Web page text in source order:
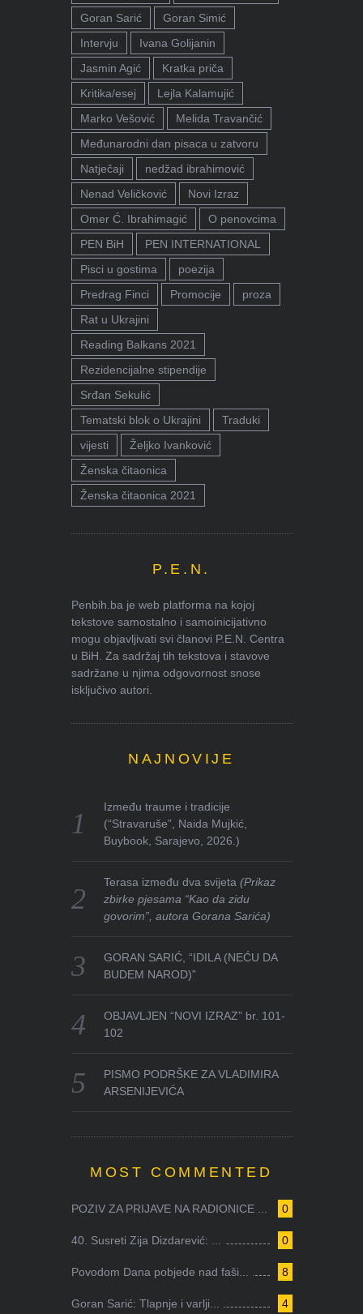
Goran Sarić
Goran Simić
Intervju
Ivana Golijanin
Jasmin Agić
Kratka priča
Kritika/esej
Lejla Kalamujić
Marko Vešović
Melida Travančić
Međunarodni dan pisaca u zatvoru
Natječaji
nedžad ibrahimović
Nenad Veličković
Novi Izraz
Omer Ć. Ibrahimagić
O penovcima
PEN BiH
PEN INTERNATIONAL
Pisci u gostima
poezija
Predrag Finci
Promocije
proza
Rat u Ukrajini
Reading Balkans 2021
Rezidencijalne stipendije
Srđan Sekulić
Tematski blok o Ukrajini
Traduki
vijesti
Željko Ivanković
Ženska čitaonica
Ženska čitaonica 2021
P.E.N.
Penbih.ba je web platforma na kojoj
tekstove samostalno i samoinicijativno
mogu objavljivati svi članovi P.E.N. Centra
u BiH. Za sadržaj tih tekstova i stavove
sadržane u njima odgovornost snose
isključivo autori.
NAJNOVIJE
Između traume i tradicije
(“Stravaruše”, Naida Mujkić,
Buybook, Sarajevo, 2026.)
Terasa između dva svijeta(Prikaz
zbirke pjesama “Kao da zidu
govorim”, autora Gorana Sarića)
GORAN SARIĆ, “IDILA (NEĆU DA
BUDEM NAROD)”
OBJAVLJEN “NOVI IZRAZ” br. 101-
102
PISMO PODRŠKE ZA VLADIMIRA
ARSENIJEVIĆA
MOST COMMENTED
0
POZIV ZA PRIJAVE NA RADIONICE ...
0
40. Susreti Zija Dizdarević: ...
8
Povodom Dana pobjede nad faši...
4
Goran Sarić: Tlapnje i varlji...